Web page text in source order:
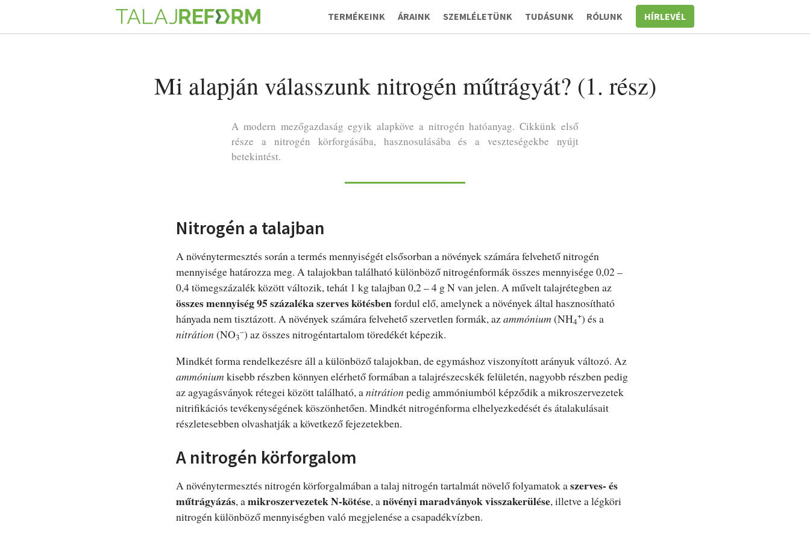
TERMÉKEINK
ÁRAINK SZEMLÉLETÜNK TUDÁSUNK RÓLUNK HÍRLEVÉL
Mi alapján válasszunk nitrogén műtrágyát? (1. rész)
A modern mezőgazdaság egyik alapköve a nitrogén hatóanyag. Cikkünk első
része a nitrogén körforgásába, hasznosulásába és a veszteségekbe nyújt
betekintést.
Nitrogén a talajban
A növénytermesztés során a termés mennyiségét elsősorban a növények számára felvehető nitrogén
mennyisége határozza meg. A talajokban található különböző nitrogénformák összes mennyisége 0,02 –
0,4 tömegszázalék között változik, tehát 1 kg talajban 0,2 – 4 g N van jelen. A művelt talajrétegben az
összes mennyiség 95 százaléka szerves kötésbenfordul elő, amelynek a növények által hasznosítható
hányada nem tisztázott. A növények számára felvehető szervetlen formák, azammónium (NH4
+) és a
nitrátion (NO3
–) az összes nitrogéntartalom töredékét képezik.
Mindkét forma rendelkezésre áll a különböző talajokban, de egymáshoz viszonyított arányuk változó. Az
ammónium kisebb részben könnyen elérhető formában a talajrészecskék felületén, nagyobb részben pedig
az agyagásványok rétegei között található, anitrátion pedig ammóniumból képződik a mikroszervezetek
nitrifikációs tevékenységének köszönhetően. Mindkét nitrogénforma elhelyezkedését és átalakulásait
részletesebben olvashatják a következő fejezetekben.
A nitrogén körforgalom
A növénytermesztés nitrogén körforgalmában a talaj nitrogén tartalmát növelő folyamatok aszerves- és
műtrágyázás, amikroszervezetek N-kötése, anövényi maradványok visszakerülése, illetve a légköri
nitrogén különböző mennyiségben való megjelenése a csapadékvízben.